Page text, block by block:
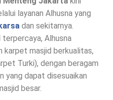
layanan Alhusna yang
dan sekitarnya.
Alhusna
karpet masjid berkualitas,
Turki), dengan beragam
yang dapat disesuaikan
besar.